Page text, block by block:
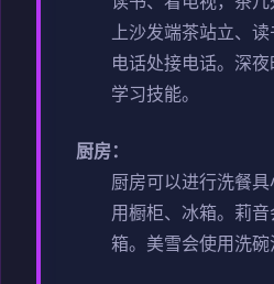
上沙发端茶站立、读
电话处接电话。 深
学习技能。
厨房：
厨房可以进行洗餐具
用橱柜、冰箱。 莉
箱。 美雪会使用洗碗